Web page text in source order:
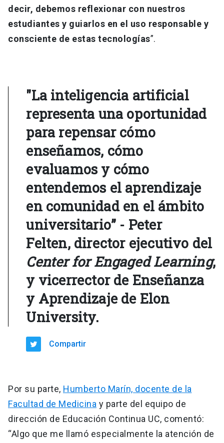
decir, debemos reflexionar con nuestros
estudiantes y guiarlos en el uso responsable y
consciente de estas tecnologías”.
"La inteligencia artificial
representa una oportunidad
para repensar cómo
enseñamos, cómo
evaluamos y cómo
entendemos el aprendizaje
en comunidad en el ámbito
universitario” - Peter
Felten, director ejecutivo del
Center for Engaged Learning,
y vicerrector de Enseñanza
y Aprendizaje de Elon
University.
Compartir
Por su parte, Humberto Marín, docente de la
Facultad de Medicina y parte del equipo de
dirección de Educación Continua UC, comentó:
“Algo que me llamó especialmente la atención de